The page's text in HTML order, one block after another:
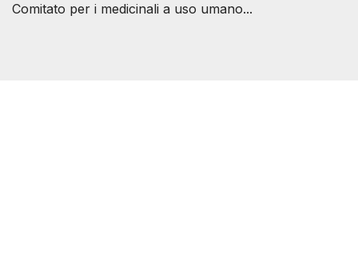
Comitato per i medicinali a uso umano...